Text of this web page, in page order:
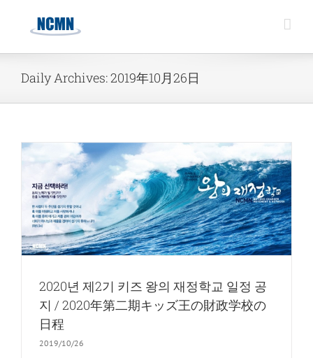
Daily Archives:2019年10月26日
2020년 제2기 키즈 왕의 재정학교 일정 공
지 / 2020年第二期キッズ王の財政学校の
日程
2019/10/26